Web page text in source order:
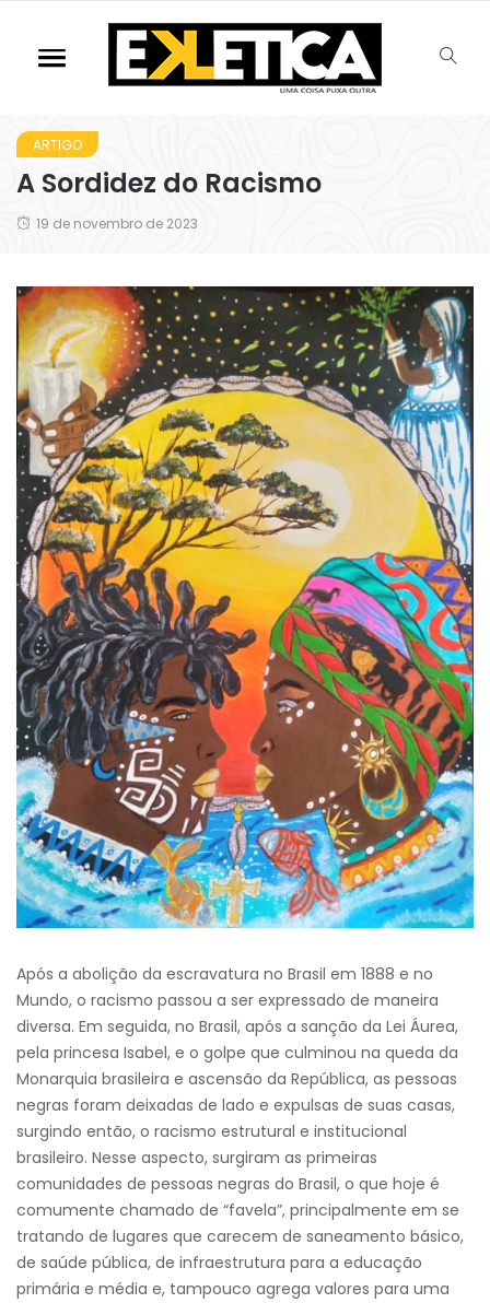
ARTIGO
A Sordidez do Racismo
19 de novembro de 2023
Após a abolição da escravatura no Brasil em 1888 e no
Mundo, o racismo passou a ser expressado de maneira
diversa. Em seguida, no Brasil, após a sanção da Lei Áurea,
pela princesa Isabel, e o golpe que culminou na queda da
Monarquia brasileira e ascensão da República, as pessoas
negras foram deixadas de lado e expulsas de suas casas,
surgindo então, o racismo estrutural e institucional
brasileiro. Nesse aspecto, surgiram as primeiras
comunidades de pessoas negras do Brasil, o que hoje é
comumente chamado de “favela”, principalmente em se
tratando de lugares que carecem de saneamento básico,
de saúde pública, de infraestrutura para a educação
primária e média e, tampouco agrega valores para uma